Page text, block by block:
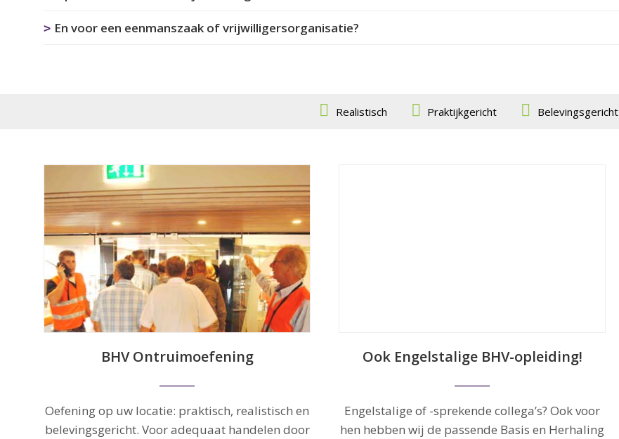
En voor een eenmanszaak of vrijwilligersorganisatie?
Realistisch Praktijkgericht Belevingsgericht
BHV Ontruimoefening
Oefening op uw locatie: praktisch, realistisch en
belevingsgericht. Voor adequaat handelen door
Ook Engelstalige BHV-opleiding!
Engelstalige of -sprekende collega’s? Ook voor
hen hebben wij de passende Basis en Herhaling